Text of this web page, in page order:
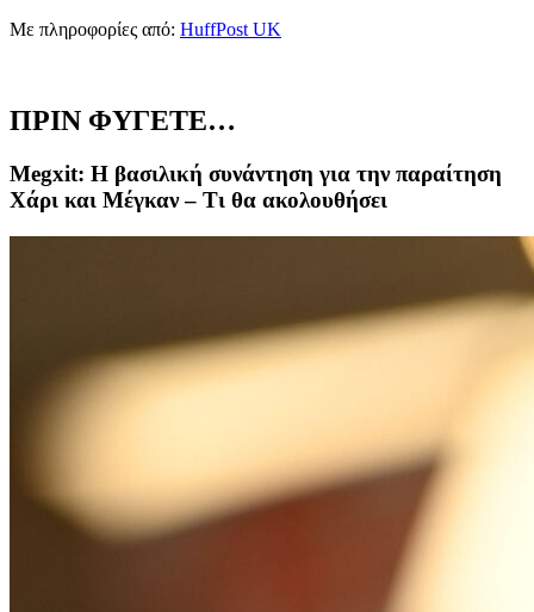
Με πληροφορίες από: HuffPost UK
ΠΡΙΝ ΦΥΓΕΤΕ…
Megxit: H βασιλική συνάντηση για την παραίτηση
Χάρι και Μέγκαν – Τι θα ακολουθήσει